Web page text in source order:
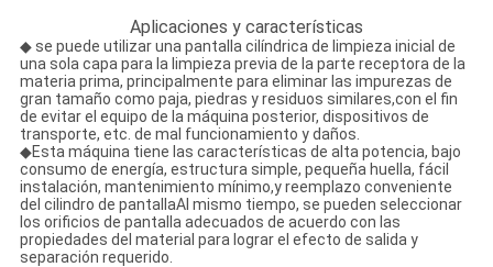
Aplicaciones y características
◆ se puede utilizar una pantalla cilíndrica de limpieza inicial de
una sola capa para la limpieza previa de la parte receptora de la
materia prima, principalmente para eliminar las impurezas de
gran tamaño como paja, piedras y residuos similares,con el fin
de evitar el equipo de la máquina posterior, dispositivos de
transporte, etc. de mal funcionamiento y daños.
◆Esta máquina tiene las características de alta potencia, bajo
consumo de energía, estructura simple, pequeña huella, fácil
instalación, mantenimiento mínimo,y reemplazo conveniente
del cilindro de pantallaAl mismo tiempo, se pueden seleccionar
los orificios de pantalla adecuados de acuerdo con las
propiedades del material para lograr el efecto de salida y
separación requerido.